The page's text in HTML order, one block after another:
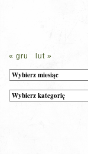
« gru
lut »
Archiwum
Kategorie
wpisów